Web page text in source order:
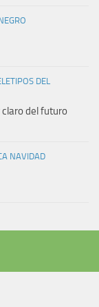
DEL
claro del futuro
NAVIDAD